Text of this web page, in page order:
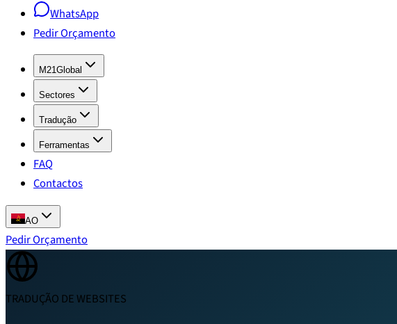
WhatsApp
Pedir Orçamento
M21Global
Sectores
Tradução
Ferramentas
FAQ
Contactos
AO
Pedir Orçamento
TRADUÇÃO DE WEBSITES